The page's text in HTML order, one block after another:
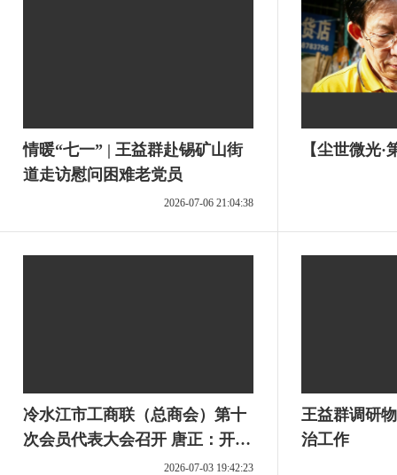
情暖“七一” | 王益群赴锡矿山街
道走访慰问困难老党员
2026-07-06 21:04:38
【尘世微光
冷水江市工商联（总商会）第十
次会员代表大会召开 唐正：开拓
进取真抓实干 奋力谱写工商联事
2026-07-03 19:42:23
王益群调研
治工作